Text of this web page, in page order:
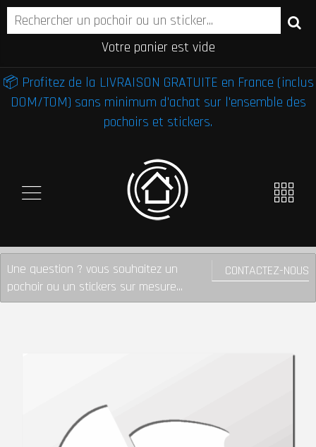
Votre panier est vide
📦 Profitez de la LIVRAISON GRATUITE en France (inclus
DOM/TOM) sans minimum d'achat sur l'ensemble des
pochoirs et stickers.
CONTACTEZ-NOUS
Une question ? vous souhaitez un
pochoir ou un stickers sur mesure...